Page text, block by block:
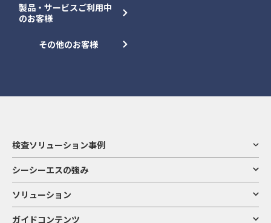
製品・サービスご利用中
のお客様
その他のお客様
検査ソリューション事例
シーシーエスの強み
ソリューション
ガイドコンテンツ